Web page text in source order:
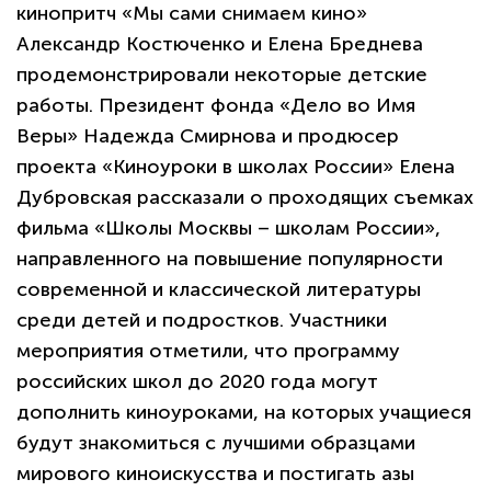
политикой
кинопритч «Мы сами снимаем кино»
Александр Костюченко и Елена Бреднева
продемонстрировали некоторые детские
работы. Президент фонда «Дело во Имя
Веры» Надежда Смирнова и продюсер
проекта «Киноуроки в школах России» Елена
Дубровская рассказали о проходящих съемках
фильма «Школы Москвы – школам России»,
направленного на повышение популярности
современной и классической литературы
среди детей и подростков. Участники
мероприятия отметили, что программу
российских школ до 2020 года могут
дополнить киноуроками, на которых учащиеся
будут знакомиться с лучшими образцами
мирового киноискусства и постигать азы